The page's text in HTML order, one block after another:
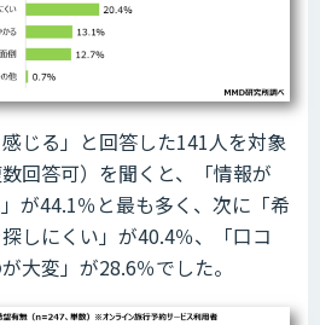
じる」と回答した141人を対象
回答可）を聞くと、「情報が
が44.1％と最も多く、次に「希
しにくい」が40.4％、「口コ
大変」が28.6％でした。